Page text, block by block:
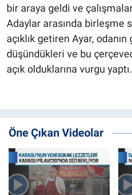
bir araya geldi ve
Adaylar arasında birleşme
açıklık getiren Ayar,
düşündükleri ve bu
açık olduklarına vurgu yaptı.
Öne Çıkan Videolar